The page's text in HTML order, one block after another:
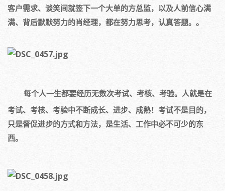
客户需求、谈笑间就签下一个大单的方总监，以及人前信心满
满、背后默默努力的肖经理，都在努力思考，认真答题。。
每个人一生都要经历无数次考试、考核、考验。人就是在
考试、考核、考验中不断成长、进步、成熟！考试不是目的，
只是督促进步的方式和方法，是生活、工作中必不可少的东
西。